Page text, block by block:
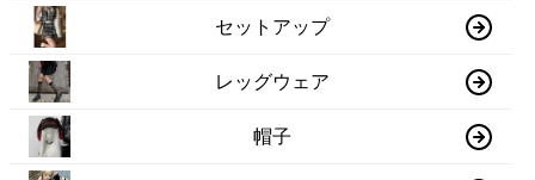
セットアップ
レッグウェア
帽子